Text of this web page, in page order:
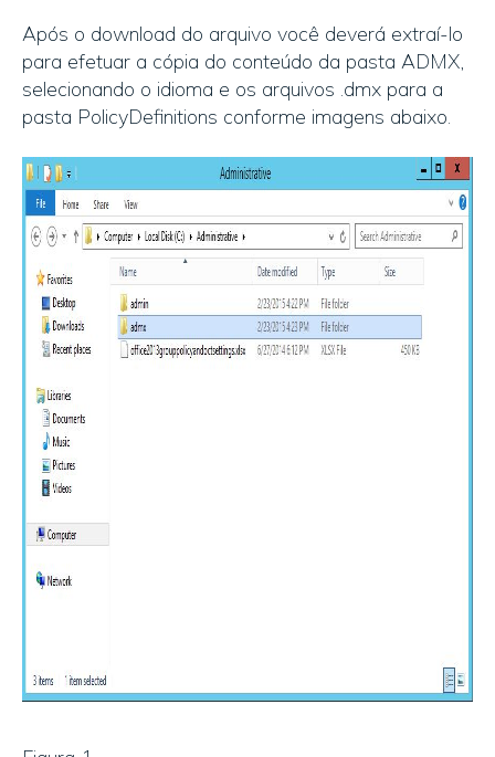
Após o download do arquivo você deverá extraí-lo
para efetuar a cópia do conteúdo da pasta ADMX,
selecionando o idioma e os arquivos .dmx para a
pasta PolicyDefinitions conforme imagens abaixo.